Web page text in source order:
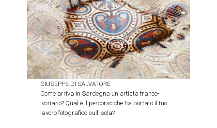
GIUSEPPE DI SALVATORE
Come arriva in Sardegna un artista franco-
ivoriano? Qual è il percorso che ha portato il tuo
lavoro fotografico sull’isola?